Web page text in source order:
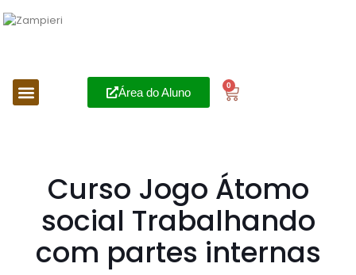
Área do Aluno
0
Curso Jogo Átomo
social Trabalhando
com partes internas